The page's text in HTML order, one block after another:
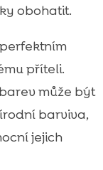
obohatit.
příteli.
může být
barviva,
jejich